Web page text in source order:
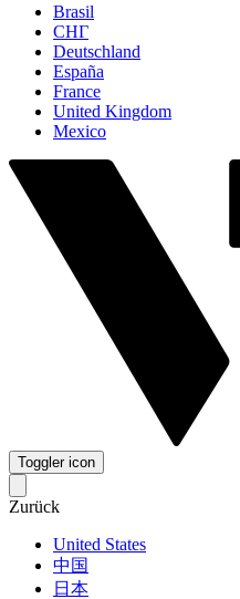
Brasil
СНГ
Deutschland
España
France
United Kingdom
Mexico
Toggler icon
Zurück
United States
中国
日本